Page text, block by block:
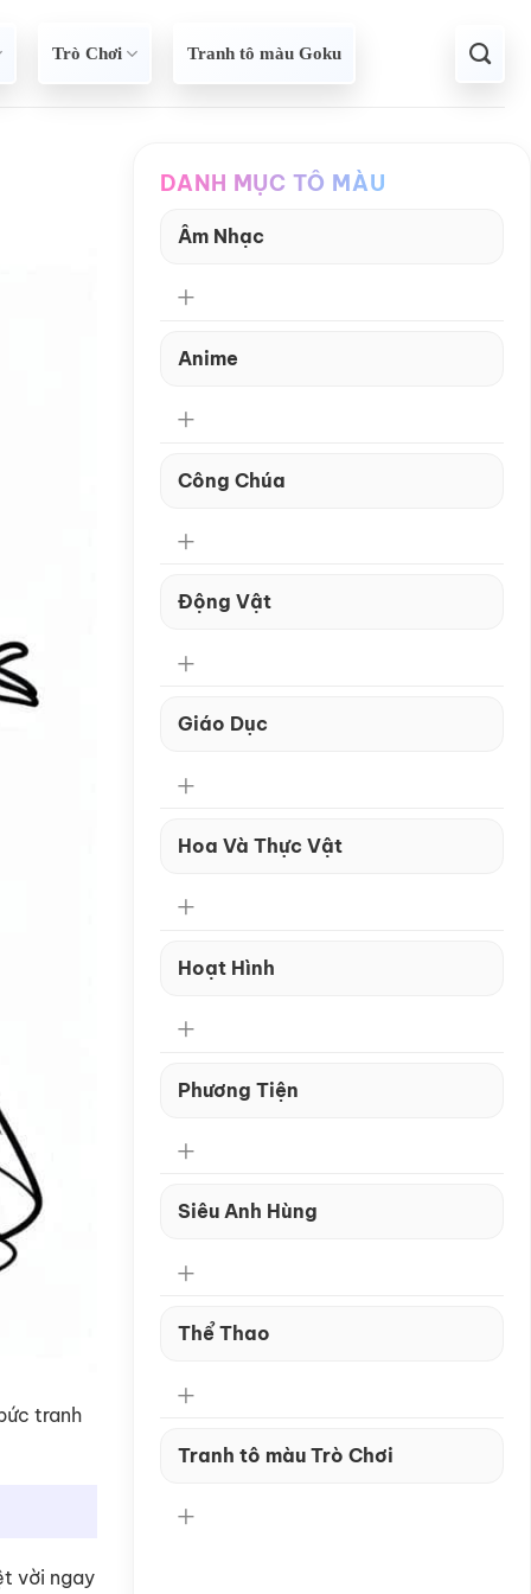
Trò Chơi Tranh tô màu Goku
tranh
vời ngay
DANH MỤC TÔ MÀU
Âm Nhạc
Anime
Công Chúa
Động Vật
Giáo Dục
Hoa Và Thực Vật
Hoạt Hình
Phương Tiện
Siêu Anh Hùng
Thể Thao
Tranh tô màu Trò Chơi